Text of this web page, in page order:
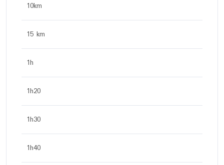
10km
15 km
1h
1h20
1h30
1h40